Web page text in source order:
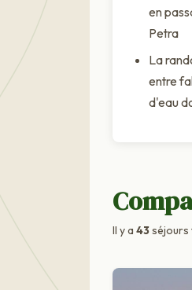
en
Petra
La
entre
d'eau
Il y a 43séjours